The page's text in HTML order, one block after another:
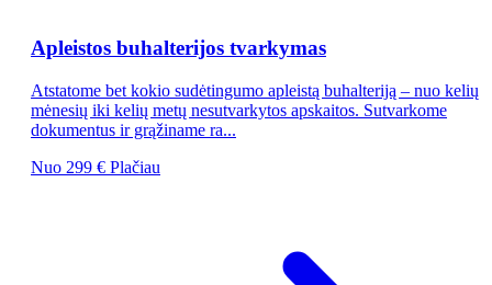
Apleistos buhalterijos tvarkymas
Atstatome bet kokio sudėtingumo apleistą buhalteriją – nuo kelių
mėnesių iki kelių metų nesutvarkytos apskaitos. Sutvarkome
dokumentus ir grąžiname ra...
Nuo 299 € Plačiau